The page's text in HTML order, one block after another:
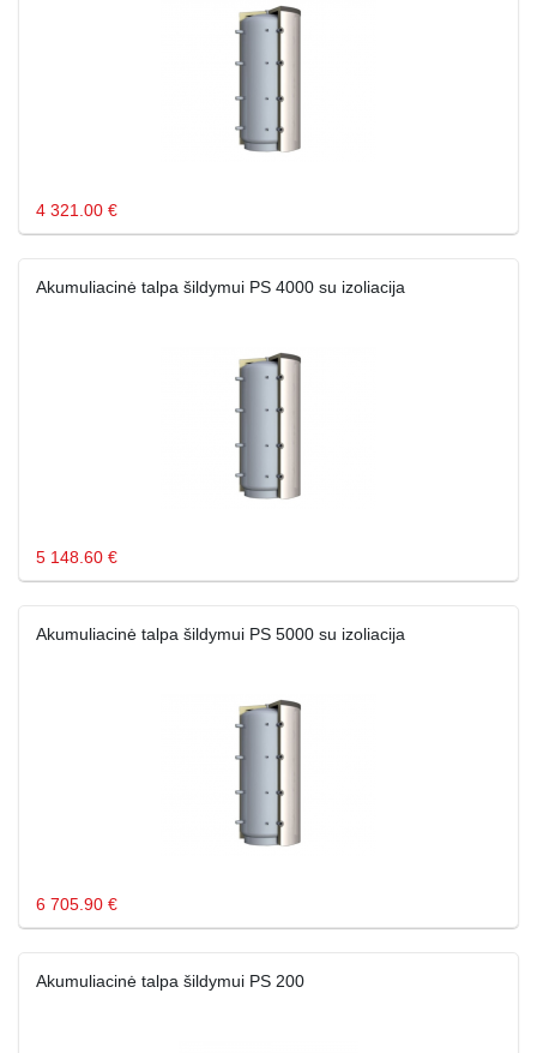
4 321.00 €
Akumuliacinė talpa šildymui PS 4000 su izoliacija
5 148.60 €
Akumuliacinė talpa šildymui PS 5000 su izoliacija
6 705.90 €
Akumuliacinė talpa šildymui PS 200